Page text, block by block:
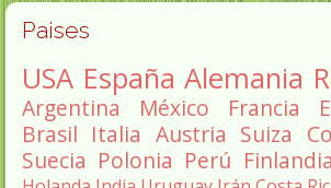
Paises
USA España Alemania
Argentina México Francia
Brasil Italia Austria Suiza
Suecia Polonia Perú Finlandia